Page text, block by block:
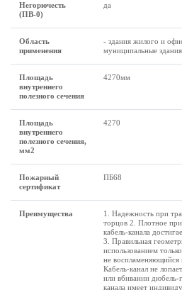
Негорючесть
(ПВ-0)
да
Область
применения
- здания жилого и
муниципальные
Площадь
внутреннего
полезного сечения
4270мм
Площадь
внутреннего
полезного сечения,
мм2
4270
Пожарный
сертификат
ПБ68
Преимущества
1. Надежность при
торцов 2. Плотное
кабель-канала
3. Правильная
использованием
не
Кабель-канал не
или вбивании дюбель-
канала имеет